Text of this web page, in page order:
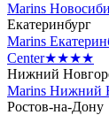
Marins
Екатеринбург
Marins
Center★★★★
Нижний
Marins Нижний
Ростов-на-Дону